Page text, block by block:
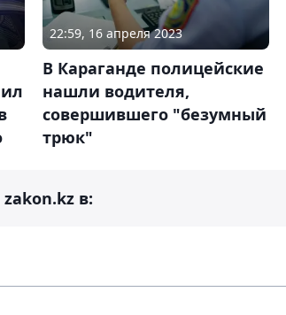
22:59, 16 апреля 2023
В Караганде полицейские
нашли водителя,
совершившего "безумный
трюк"
в: